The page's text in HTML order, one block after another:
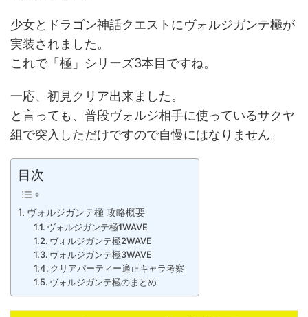
少女とドラゴン神話クエストにヴォルジガンテ極が
実装されました。
これで「極」シリーズ3本目ですね。
一応、初見クリア出来ました。
と言っても、普段ヴォルジ相手に使っているサクヤ
組で突入しただけですので自慢にはなりません。
目次
ヴォルジガンテ極 攻略概要
ヴォルジガンテ極1WAVE
ヴォルジガンテ極2WAVE
ヴォルジガンテ極3WAVE
クリアパーティー適正キャラ考察
ヴォルジガンテ極のまとめ